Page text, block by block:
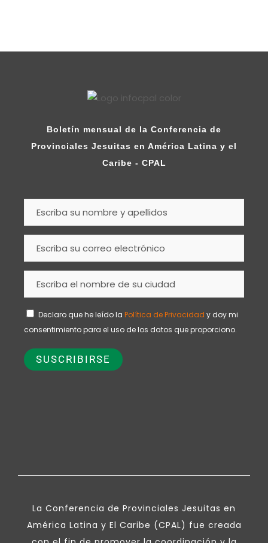
Boletín mensual de la Conferencia de
Provinciales Jesuitas en América Latina y el
Caribe - CPAL
Declaro que he leído la Política de Privacidad y doy mi
consentimiento para el uso de los datos que proporciono.
La Conferencia de Provinciales Jesuitas en
América Latina y El Caribe (CPAL) fue creada